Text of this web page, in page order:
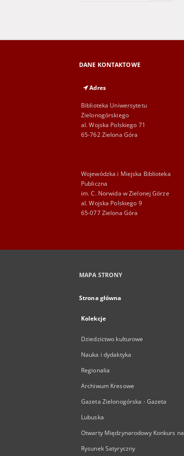
DANE KONTAKTOWE
Adres
Biblioteka Uniwersytetu
Zielonogórskiego
al. Wojska Polskiego 71
65-762 Zielona Góra
Wojewódzka i Miejska Biblioteka
Publiczna
im. C. Norwida w Zielonej Górze
al. Wojska Polskiego 9
65-077 Zielona Góra
MAPA STRONY
Strona główna
Kolekcje
Dziedzictwo kulturowe
Nauka i dydaktyka
Regionalia
Archiwum Kresowe
Gazeta Zielonogórska - Gazeta
Lubuska
Otwarty Międzynarodowy Konkurs na
Rysunek Satyryczny